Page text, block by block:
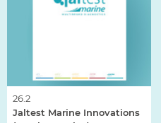
26.2
Jaltest Marine Innovations